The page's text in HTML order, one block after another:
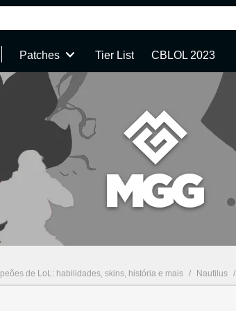
Patches Tier List CBLOL 2023
de LoL: habilidades, skins, história e mais / Nautilus /